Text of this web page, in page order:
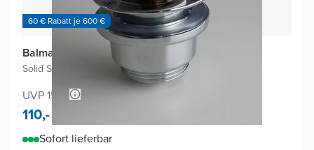
60 € Rabatt je 600 €
Balmani Click Curved Ablaufventil
Solid Surface Verriegelbar
UVP 158,-
110,-
Sofort lieferbar